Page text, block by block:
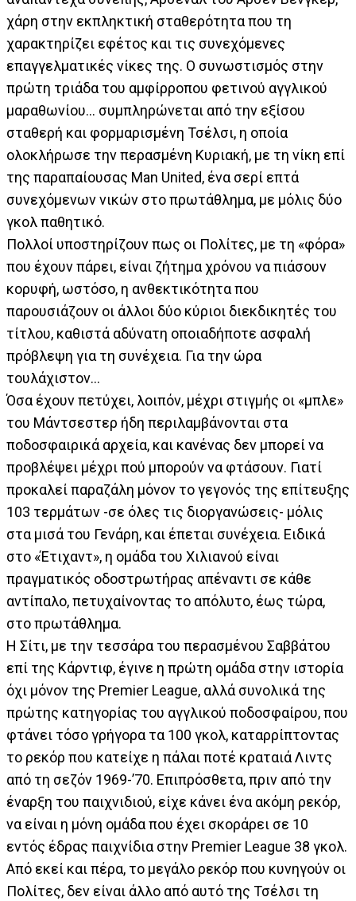
χάρη στην εκπληκτική σταθερότητα που τη
χαρακτηρίζει εφέτος και τις συνεχόμενες
επαγγελματικές νίκες της. Ο συνωστισμός στην
πρώτη τριάδα του αμφίρροπου φετινού αγγλικού
μαραθωνίου… συμπληρώνεται από την εξίσου
σταθερή και φορμαρισμένη Τσέλσι, η οποία
ολοκλήρωσε την περασμένη Κυριακή, με τη νίκη επί
της παραπαίουσας Man United, ένα σερί επτά
συνεχόμενων νικών στο πρωτάθλημα, με μόλις δύο
γκολ παθητικό.
Πολλοί υποστηρίζουν πως οι Πολίτες, με τη «φόρα»
που έχουν πάρει, είναι ζήτημα χρόνου να πιάσουν
κορυφή, ωστόσο, η ανθεκτικότητα που
παρουσιάζουν οι άλλοι δύο κύριοι διεκδικητές του
τίτλου, καθιστά αδύνατη οποιαδήποτε ασφαλή
πρόβλεψη για τη συνέχεια. Για την ώρα
τουλάχιστον…
Όσα έχουν πετύχει, λοιπόν, μέχρι στιγμής οι «μπλε»
του Μάντσεστερ ήδη περιλαμβάνονται στα
ποδοσφαιρικά αρχεία, και κανένας δεν μπορεί να
προβλέψει μέχρι πού μπορούν να φτάσουν. Γιατί
προκαλεί παραζάλη μόνον το γεγονός της επίτευξης
103 τερμάτων -σε όλες τις διοργανώσεις- μόλις
στα μισά του Γενάρη, και έπεται συνέχεια. Ειδικά
στο «Έτιχαντ», η ομάδα του Χιλιανού είναι
πραγματικός οδοστρωτήρας απέναντι σε κάθε
αντίπαλο, πετυχαίνοντας το απόλυτο, έως τώρα,
στο πρωτάθλημα.
Η Σίτι, με την τεσσάρα του περασμένου Σαββάτου
επί της Κάρντιφ, έγινε η πρώτη ομάδα στην ιστορία
όχι μόνον της Premier League, αλλά συνολικά της
πρώτης κατηγορίας του αγγλικού ποδοσφαίρου, που
φτάνει τόσο γρήγορα τα 100 γκολ, καταρρίπτοντας
το ρεκόρ που κατείχε η πάλαι ποτέ κραταιά Λιντς
από τη σεζόν 1969-’70. Επιπρόσθετα, πριν από την
έναρξη του παιχνιδιού, είχε κάνει ένα ακόμη ρεκόρ,
να είναι η μόνη ομάδα που έχει σκοράρει σε 10
εντός έδρας παιχνίδια στην Premier League 38 γκολ.
Από εκεί και πέρα, το μεγάλο ρεκόρ που κυνηγούν οι
Πολίτες, δεν είναι άλλο από αυτό της Τσέλσι τη